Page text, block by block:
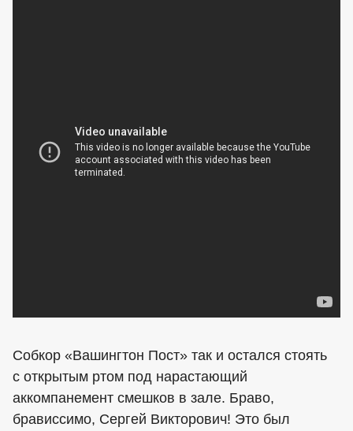
Собкор «Вашингтон Пост» так и остался стоять
с открытым ртом под нарастающий
аккомпанемент смешков в зале. Браво,
брависсимо, Сергей Викторович! Это был